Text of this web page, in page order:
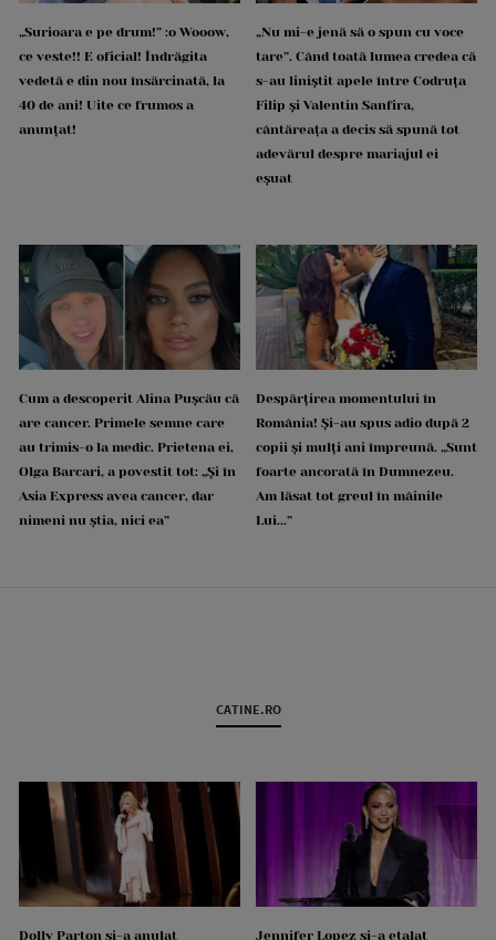
„Surioara e pe drum!” :o Wooow,
ce veste!! E oficial! Îndrăgita
vedetă e din nou însărcinată, la
40 de ani! Uite ce frumos a
anunțat!
„Nu mi-e jenă să o spun cu voce
tare”. Când toată lumea credea că
s-au liniștit apele între Codruța
Filip și Valentin Sanfira,
cântăreața a decis să spună tot
adevărul despre mariajul ei
eșuat
Cum a descoperit Alina Pușcău că
are cancer. Primele semne care
au trimis-o la medic. Prietena ei,
Olga Barcari, a povestit tot: „Și în
Asia Express avea cancer, dar
nimeni nu știa, nici ea”
Despărțirea momentului în
România! Și-au spus adio după 2
copii și mulți ani împreună. „Sunt
foarte ancorată în Dumnezeu.
Am lăsat tot greul în mâinile
Lui...”
CATINE.RO
Dolly Parton și-a anulat Jennifer Lopez și-a etalat